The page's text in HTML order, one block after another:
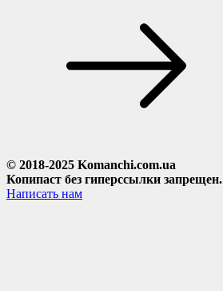
© 2018-2025 Komanchi.com.ua
Копипаст без гиперссылки запрещен.
Написать нам